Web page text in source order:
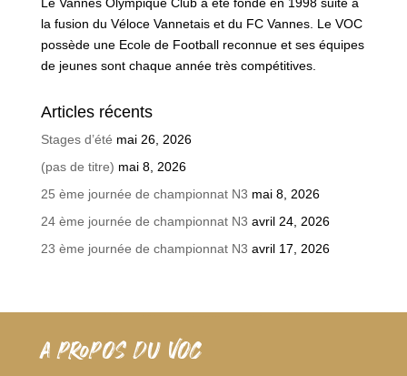
la fusion du Véloce Vannetais et du FC Vannes. Le VOC
possède une Ecole de Football reconnue et ses équipes
de jeunes sont chaque année très compétitives.
Articles récents
Stages d’été mai 26, 2026
(pas de titre) mai 8, 2026
25 ème journée de championnat N3 mai 8, 2026
24 ème journée de championnat N3 avril 24, 2026
23 ème journée de championnat N3 avril 17, 2026
A PROPOS DU VOC